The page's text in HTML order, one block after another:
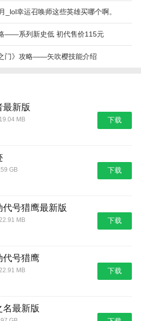
己的房间。
界面中，我们选择浏览器，购买
个地方进行设置。
，我们会看到上方有一个购买
己想要购买的房子后，我们选择
意，购买房子需要一定的金钱。
房子后，会自动被传送到新的房
已经购买成功了。
些不同，不仅是操作上，还必须
下面我们就来具体介绍一下卖房
有两个房子以上(包括两个)。
房子，把它设置为办公室(已经有
。
房子出，站在门口即可。
，一套房子即可出售。
_lol幸运召唤师这些英雄买哪个啊。
——系列新史低 初代售价115元
门》攻略——矢吹樱技能介绍
最新版
MB 下载
GB 下载
代号猎鹰最新版
MB 下载
代号猎鹰
MB 下载
名最新版